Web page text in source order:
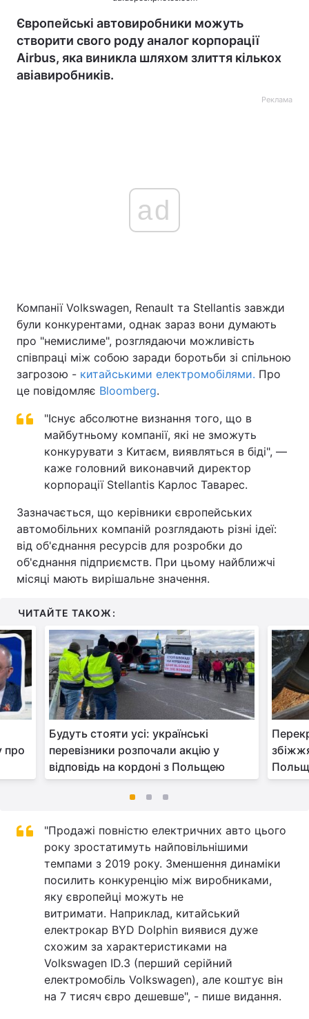
Європейські автовиробники можуть
створити свого роду аналог корпорації
Airbus, яка виникла шляхом злиття кількох
авіавиробників.
Реклама
ad
Компанії Volkswagen, Renault та Stellantis завжди
були конкурентами, однак зараз вони думають
про "немислиме"‎, розглядаючи можливість
співпраці між собою заради боротьби зі спільною
загрозою - китайськими електромобілями. Про
це повідомляє Bloomberg.
"Існує абсолютне визнання того, що в
майбутньому компанії, які не зможуть
конкурувати з Китаєм, виявляться в біді", —
каже головний виконавчий директор
корпорації Stellantis Карлос Таварес.
Зазначається, що керівники європейських
автомобільних компаній розглядають різні ідеї:
від об'єднання ресурсів для розробки до
об'єднання підприємств. При цьому найближчі
місяці мають вирішальне значення.
ЧИТАЙТЕ ТАКОЖ:
про
Будуть стояти усі: українські
перевізники розпочали акцію у
відповідь на кордоні з Польщею
"Продажі повністю електричних авто цього
року зростатимуть найповільнішими
темпами з 2019 року. Зменшення динаміки
посилить конкуренцію між виробниками,
яку європейці можуть не
витримати. Наприклад, китайський
електрокар BYD Dolphin виявися дуже
схожим за характеристиками на
Volkswagen ID.3 (перший серійний
електромобіль Volkswagen), але коштує він
на 7 тисяч євро дешевше", - пише видання.